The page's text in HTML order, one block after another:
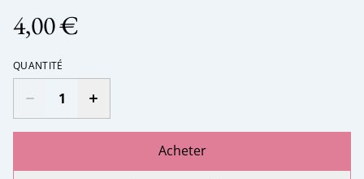
4,00 €
QUANTITÉ
Acheter